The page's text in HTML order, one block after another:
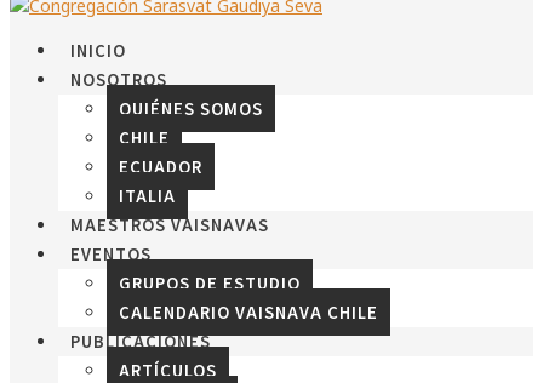
INICIO
NOSOTROS
QUIÉNES SOMOS
CHILE
ECUADOR
ITALIA
MAESTROS VAISNAVAS
EVENTOS
GRUPOS DE ESTUDIO
CALENDARIO VAISNAVA CHILE
PUBLICACIONES
ARTÍCULOS